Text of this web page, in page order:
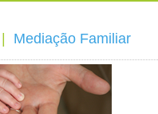
Mediação Familiar